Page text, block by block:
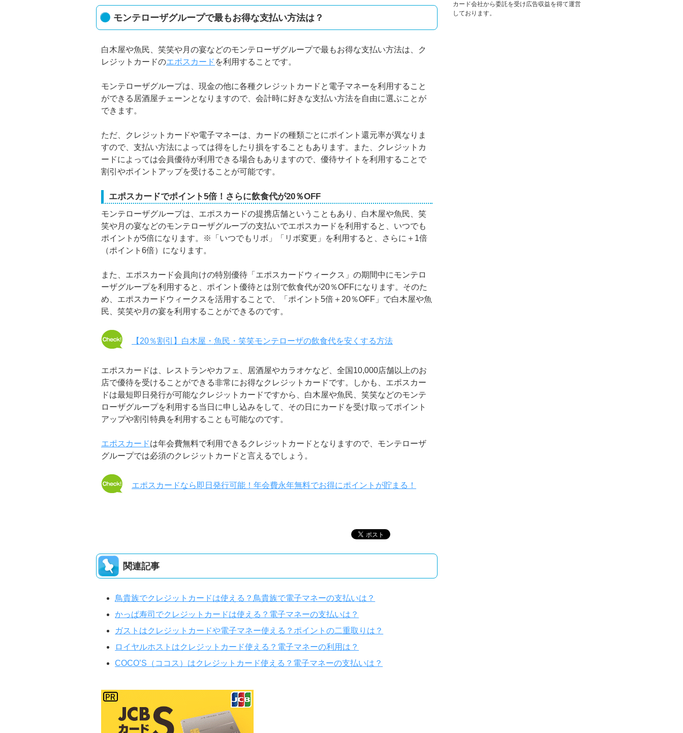
モンテローザグループで最もお得な支払い方法は？
白木屋や魚民、笑笑や月の宴などのモンテローザグループで最もお得な支払い方法は、ク
レジットカードのエポスカード を利用することです。
モンテローザグループは、現金の他に各種クレジットカードと電子マネーを利用すること
ができる居酒屋チェーンとなりますので、会計時に好きな支払い方法を自由に選ぶことが
できます。
ただ、クレジットカードや電子マネーは、カードの種類ごとにポイント還元率が異なりま
すので、支払い方法によっては得をしたり損をすることもあります。また、クレジットカ
ードによっては会員優待が利用できる場合もありますので、優待サイトを利用することで
割引やポイントアップを受けることが可能です。
エポスカードでポイント5倍！さらに飲食代が20％OFF
モンテローザグループは、エポスカードの提携店舗ということもあり、白木屋や魚民、笑
笑や月の宴などのモンテローザグループの支払いでエポスカードを利用すると、いつでも
ポイントが5倍になります。※「いつでもリボ」「リボ変更」を利用すると、さらに＋1倍
（ポイント6倍）になります。
また、エポスカード会員向けの特別優待「エポスカードウィークス」の期間中にモンテロ
ーザグループを利用すると、ポイント優待とは別で飲食代が20％OFFになります。そのた
め、エポスカードウィークスを活用することで、「ポイント5倍＋20％OFF」で白木屋や魚
民、笑笑や月の宴を利用することができるのです。
【20％割引】白木屋・魚民・笑笑モンテローザの飲食代を安くする方法
エポスカードは、レストランやカフェ、居酒屋やカラオケなど、全国10,000店舗以上のお
店で優待を受けることができる非常にお得なクレジットカードです。しかも、エポスカー
ドは最短即日発行が可能なクレジットカードですから、白木屋や魚民、笑笑などのモンテ
ローザグループを利用する当日に申し込みをして、その日にカードを受け取ってポイント
アップや割引特典を利用することも可能なのです。
エポスカードは年会費無料で利用できるクレジットカードとなりますので、モンテローザ
グループでは必須のクレジットカードと言えるでしょう。
エポスカードなら即日発行可能！年会費永年無料でお得にポイントが貯まる！
関連記事
鳥貴族でクレジットカードは使える？鳥貴族で電子マネーの支払いは？
かっぱ寿司でクレジットカードは使える？電子マネーの支払いは？
ガストはクレジットカードや電子マネー使える？ポイントの二重取りは？
ロイヤルホストはクレジットカード使える？電子マネーの利用は？
COCO’S（ココス）はクレジットカード使える？電子マネーの支払いは？
カード会社から委託を受け広告収益を得て運営
しております。